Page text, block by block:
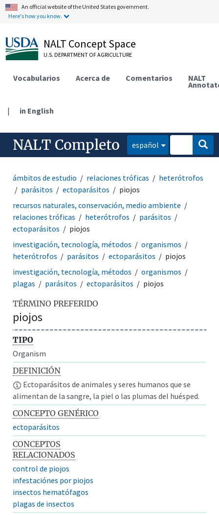
An official website of the United States government.
Here's how you know.
NALT Concept Space
U.S. DEPARTMENT OF AGRICULTURE
Vocabularios Acerca de Comentarios NALT
| in English
NALT Completo español
ámbitos de estudio relaciones tróficas
heterótrofos
parásitos
ectoparásitos
piojos
recursos naturales, conservación, medio ambiente
relaciones tróficas
heterótrofos
parásitos
ectoparásitos
piojos
investigación, tecnología, métodos
organismos
heterótrofos
parásitos ectoparásitos
piojos
investigación, tecnología, métodos
organismos
plagas
parásitos ectoparásitos piojos
TÉRMINO PREFERIDO
piojos
TIPO
Organism
DEFINICIÓN
Ectoparásitos de animales y seres humanos que se
alimentan de la sangre, la piel o las plumas del huésped.
CONCEPTO GENÉRICO
ectoparásitos
CONCEPTOS
RELACIONADOS
control de piojos
infestaciónes por piojos
insectos hematófagos
plagas de insectos